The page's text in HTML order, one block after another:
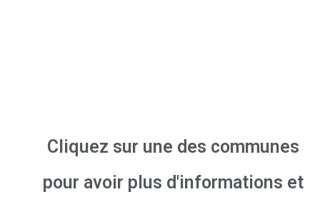
Cliquez sur une des communes
pour avoir plus d'informations et